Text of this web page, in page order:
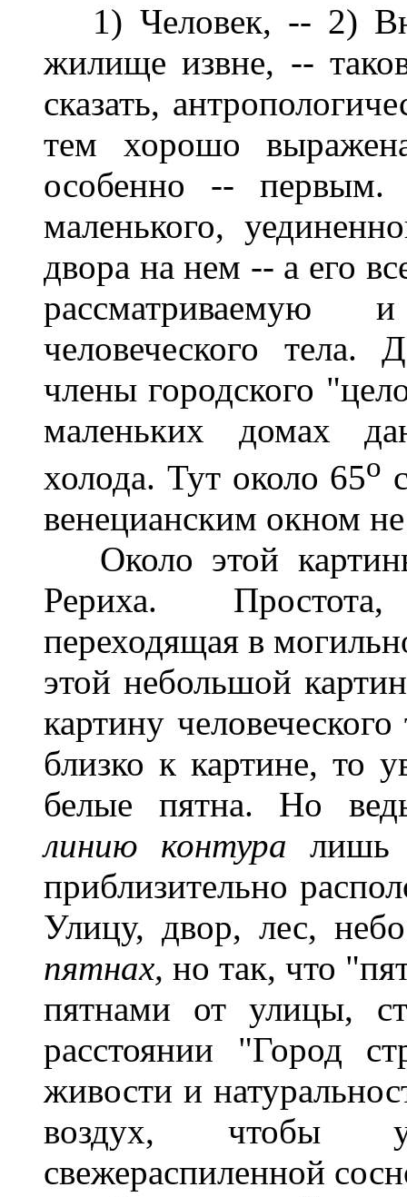
1) Человек, -- 2)
жилище извне, --
сказать,
тем хорошо
особенно -- первым.
маленького,
двора на нем -- а его
человеческого
члены городского
маленьких домах
холода. Тут около 65о
венецианским окном
Около этой
Рериха.
переходящая в
этой небольшой
картину
близко к картине, то
белые пятна. Но
линию контура лишь
приблизительно
Улицу, двор, лес,
пятнах, но так, что
пятнами от улицы,
расстоянии "Город
живости и
воздух, чтобы
свежераспиленной